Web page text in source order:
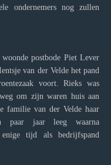
ondernemers nog zullen
postbode Piet Lever
van der Velde het pand
voort. Rieks was
om zijn waren huis aan
familie van der Velde haar
paar jaar leeg waarna
tijd als bedrijfspand